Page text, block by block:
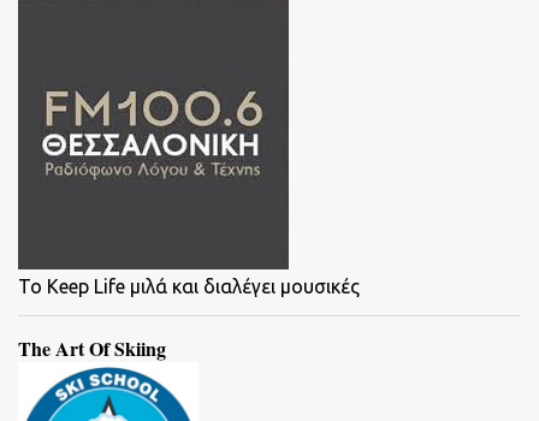
To Keep Life μιλά και διαλέγει μουσικές
The Art Of Skiing